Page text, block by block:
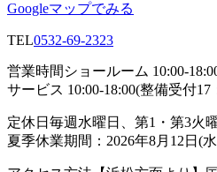
Googleマップでみる
TEL0532-69-2323
営業時間 ショールーム 10:00-
サービス 10:00-18:00(整備受付17
定休日 毎週水曜日、第1・第3火
夏季休業期間：2026年8月12日(